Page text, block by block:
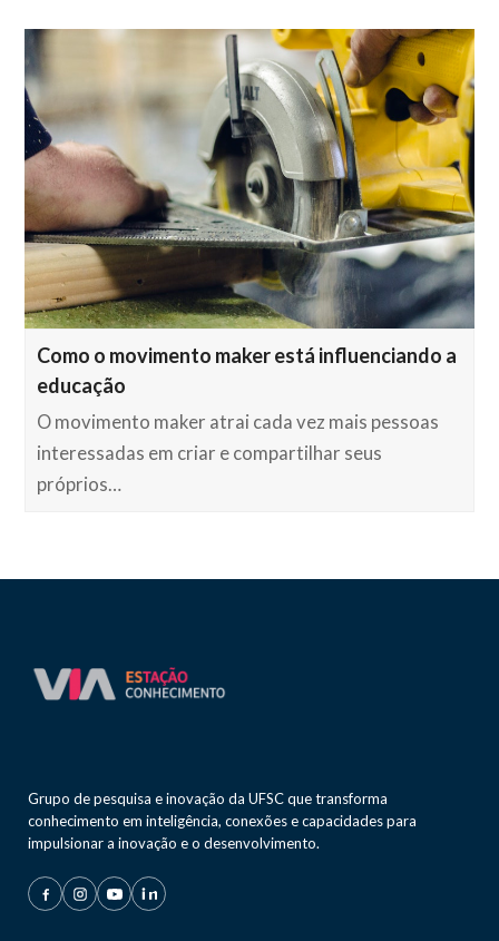
Como o movimento maker está influenciando a
educação
O movimento maker atrai cada vez mais pessoas
interessadas em criar e compartilhar seus
próprios…
Grupo de pesquisa e inovação da UFSC que transforma
conhecimento em inteligência, conexões e capacidades para
impulsionar a inovação e o desenvolvimento.